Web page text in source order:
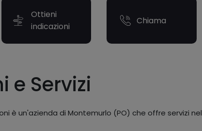
Ottieni
indicazioni
Chiama
e Servizi
è un'azienda di Montemurlo (PO) che offre servizi nel